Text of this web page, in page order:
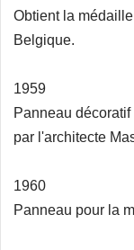
Obtient la
Belgique.
1959
Panneau
par l'architecte
1960
Panneau pour la